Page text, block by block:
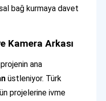
bağ kurmaya davet
Kamera Arkası
ana
üstleniyor. Türk
projelerine ivme